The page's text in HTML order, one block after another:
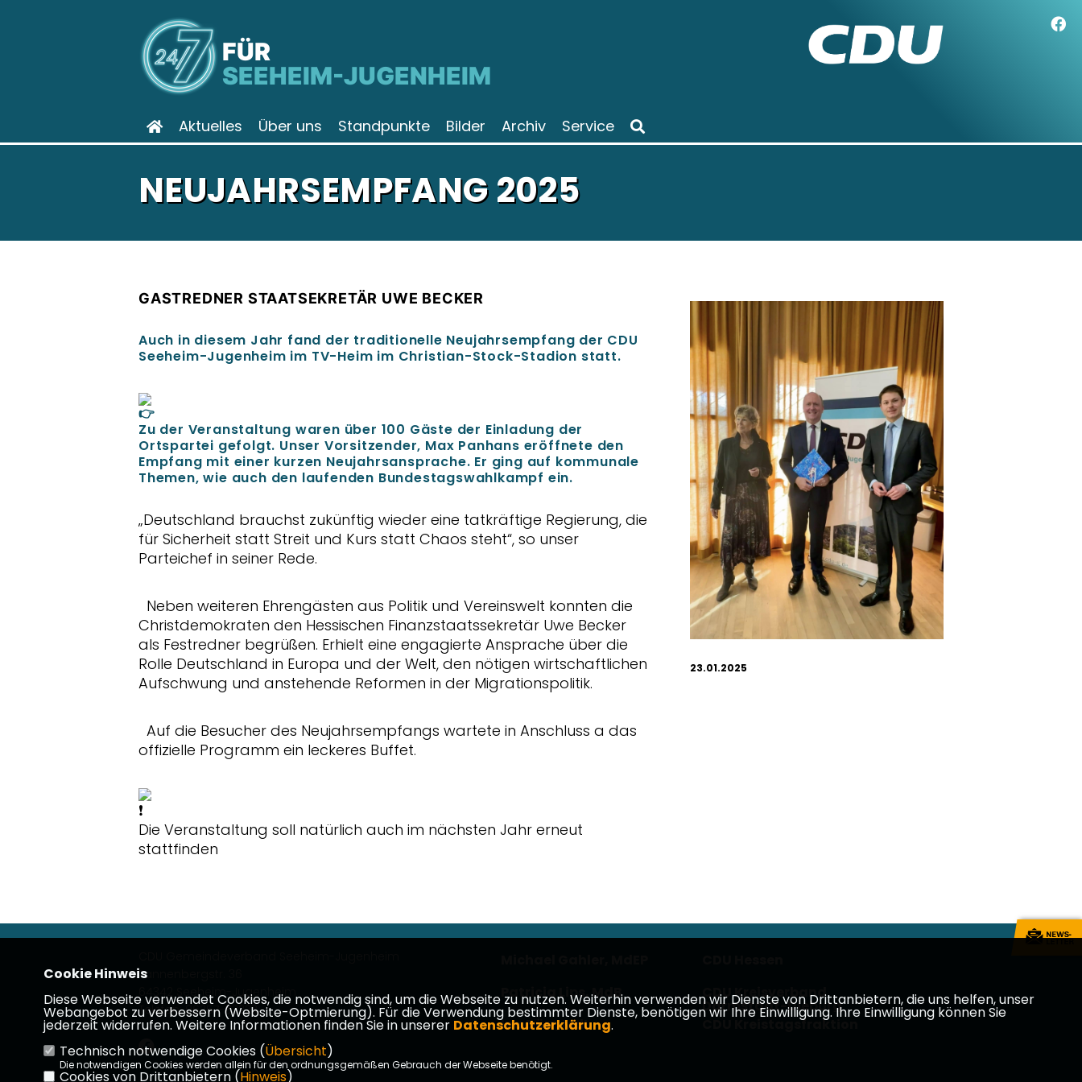
FÜR
SEEHEIM-JUGENHEIM
Aktuelles Über uns Standpunkte Bilder Archiv Service
NEUJAHRSEMPFANG 2025
GASTREDNER STAATSEKRETÄR UWE BECKER
Auch in diesem Jahr fand der traditionelle Neujahrsempfang der CDU
Seeheim-Jugenheim im TV-Heim im Christian-Stock-Stadion statt.
Zu der Veranstaltung waren über 100 Gäste der Einladung der
Ortspartei gefolgt. Unser Vorsitzender, Max Panhans eröffnete den
Empfang mit einer kurzen Neujahrsansprache. Er ging auf kommunale
Themen, wie auch den laufenden Bundestagswahlkampf ein.
Deutschland brauchst zukünftig wieder eine tatkräftige Regierung, die
für Sicherheit statt Streit und Kurs statt Chaos steht“, so unser
Parteichef in seiner Rede.
Neben weiteren Ehrengästen aus Politik und Vereinswelt konnten die
Christdemokraten den Hessischen Finanzstaatssekretär Uwe Becker
als Festredner begrüßen. Erhielt eine engagierte Ansprache über die
Rolle Deutschland in Europa und der Welt, den nötigen wirtschaftlichen
Aufschwung und anstehende Reformen in der Migrationspolitik.
Auf die Besucher des Neujahrsempfangs wartete in Anschluss a das
offizielle Programm ein leckeres Buffet.
Die Veranstaltung soll natürlich auch im nächsten Jahr erneut
stattfinden
23.01.2025
Tannenbergstr. 36
64342 Seeheim-Jugenheim
Telefon: 06257-83223
Patricia Lips, MdB
Ina Dürr, MdL
CDU Kreisverband
Darmstadt-Dieburg
CDU Kreistagsfraktion
Cookie Hinweis
Diese Webseite verwendet Cookies, die notwendig sind, um die Webseite zu nutzen. Weiterhin verwenden wir Dienste von Drittanbietern, die uns helfen, unser
Webangebot zu verbessern (Website-Optmierung). Für die Verwendung bestimmter Dienste, benötigen wir Ihre Einwilligung. Ihre Einwilligung können Sie
jederzeit widerrufen. Weitere Informationen finden Sie in unserer Datenschutzerklärung.
Technisch notwendige Cookies (Übersicht)
Die notwendigen Cookies werden allein für den ordnungsgemäßen Gebrauch der Webseite benötigt.
Cookies von Drittanbietern (Hinweis)